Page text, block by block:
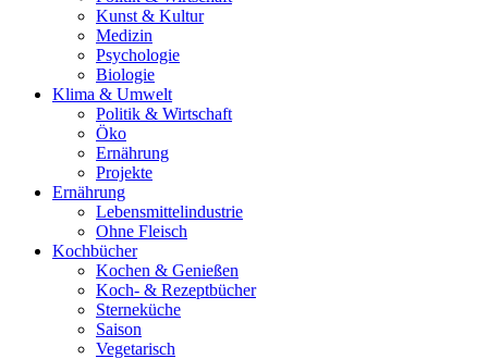
Kunst & Kultur
Medizin
Psychologie
Biologie
Klima & Umwelt
Politik & Wirtschaft
Öko
Ernährung
Projekte
Ernährung
Lebensmittelindustrie
Ohne Fleisch
Kochbücher
Kochen & Genießen
Koch- & Rezeptbücher
Sterneküche
Saison
Vegetarisch